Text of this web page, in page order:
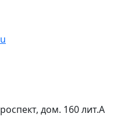
дом. 160 лит.А